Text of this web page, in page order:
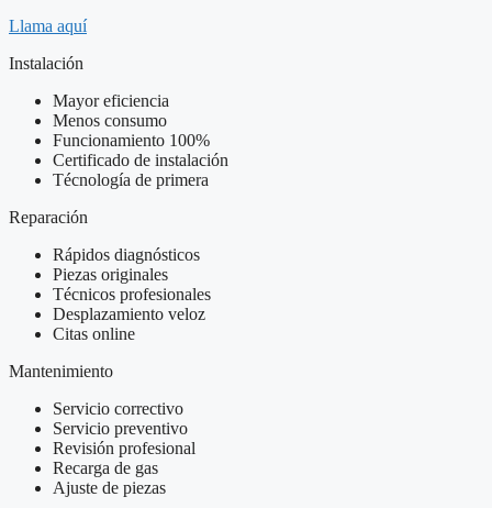
Llama aquí
Instalación
Mayor eficiencia
Menos consumo
Funcionamiento 100%
Certificado de instalación
Técnología de primera
Reparación
Rápidos diagnósticos
Piezas originales
Técnicos profesionales
Desplazamiento veloz
Citas online
Mantenimiento
Servicio correctivo
Servicio preventivo
Revisión profesional
Recarga de gas
Ajuste de piezas